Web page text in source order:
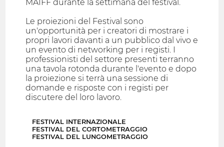
MAIFF durante la settimana del festival.
Le proiezioni del Festival sono
un'opportunità per i creatori di mostrare i
propri lavori davanti a un pubblico dal vivo e
un evento di networking per i registi. I
professionisti del settore presenti terranno
una tavola rotonda durante l'evento e dopo
la proiezione si terrà una sessione di
domande e risposte con i registi per
discutere del loro lavoro.
FESTIVAL INTERNAZIONALE
FESTIVAL DEL CORTOMETRAGGIO
FESTIVAL DEL LUNGOMETRAGGIO